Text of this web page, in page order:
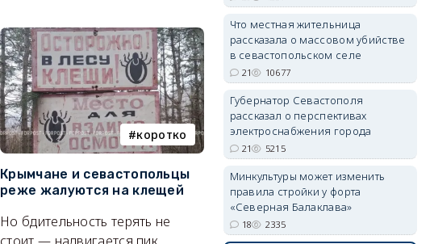
коротко
Крымчане и севастопольцы
реже жалуются на клещей
Но бдительность терять не
стоит — надвигается пик
Балаклава
В Севастополе утвердили
проект застройки центра
Балаклавы
Там появится туристический
Что местная жительница
рассказала о массовом убийстве
в севастопольском селе
21 10677
Губернатор Севастополя
рассказал о перспективах
электроснабжения города
21 5215
Минкультуры может изменить
правила стройки у форта
«Северная Балаклава»
18 2335